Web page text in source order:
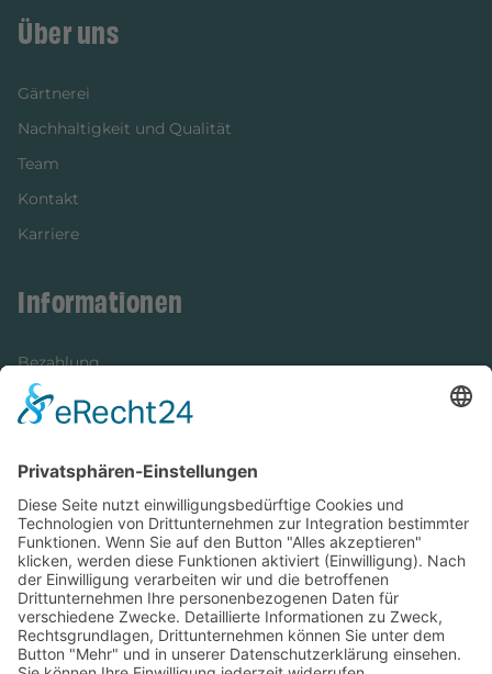
Über uns
Gärtnerei
Nachhaltigkeit und Qualität
Team
Kontakt
Karriere
Informationen
Bezahlung
Newsletter
Versandinformationen
Verfügbarkeit/Verträglichkeit
Rechtliches
Widerrufsrecht und Widerrufsformular
Impressum
Datenschutzerklärung